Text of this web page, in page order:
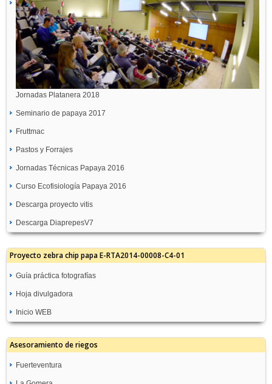
Jornadas Platanera 2018
Seminario de papaya 2017
Fruttmac
Pastos y Forrajes
Jornadas Técnicas Papaya 2016
Curso Ecofisiología Papaya 2016
Descarga proyecto vitis
Descarga DiaprepesV7
Proyecto zebra chip papa E-RTA2014-00008-C4-01
Guía práctica fotografías
Hoja divulgadora
Inicio WEB
Asesoramiento de riegos
Fuerteventura